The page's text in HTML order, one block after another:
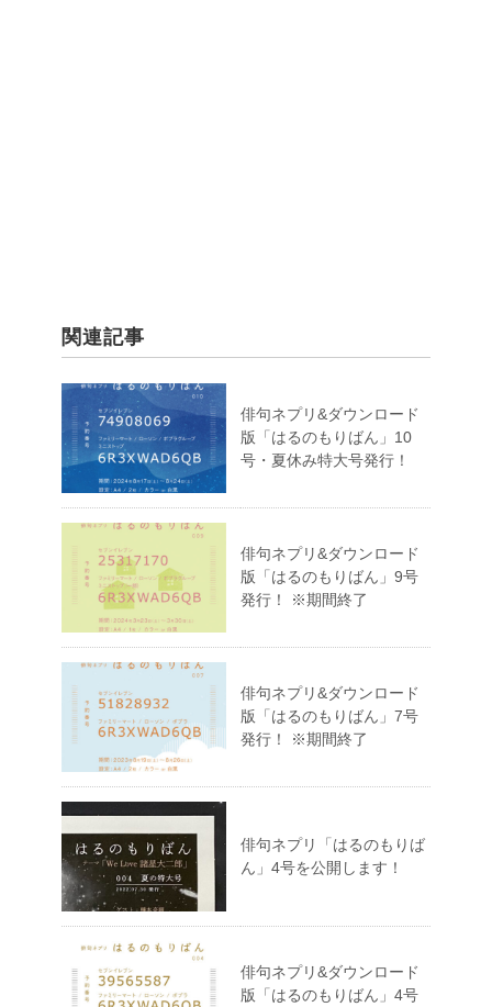
関連記事
俳句ネプリ&ダウンロード
版「はるのもりばん」10
号・夏休み特大号発行！
俳句ネプリ&ダウンロード
版「はるのもりばん」9号
発行！ ※期間終了
俳句ネプリ&ダウンロード
版「はるのもりばん」7号
発行！ ※期間終了
俳句ネプリ「はるのもりば
ん」4号を公開します！
俳句ネプリ&ダウンロード
版「はるのもりばん」4号